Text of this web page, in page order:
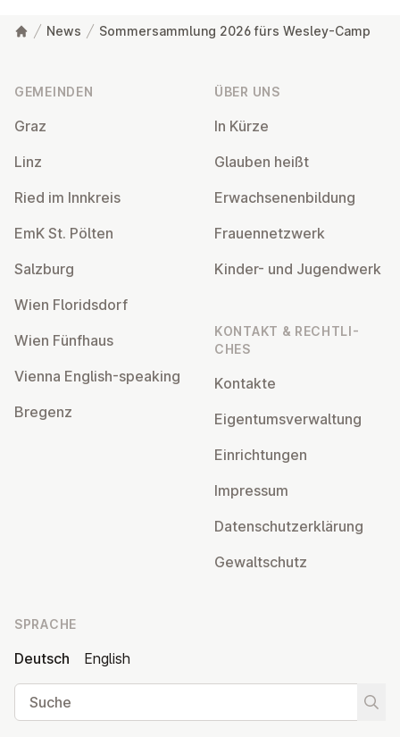
News Sommersammlung 2026 fürs Wesley-Camp
GEMEINDEN
Graz
Linz
Ried im Innkreis
EmK St. Pölten
Salzburg
Wien Flo­rids­dorf
Wien Fünfhaus
Vienna English-speaking
Bregenz
ÜBER UNS
In Kürze
Glauben heißt
Er­wach­se­nen­bil­dung
Frau­en­netz­werk
Kinder- und Ju­gend­werk
KONTAKT & RECHT­LI­
CHES
Kontakte
Ei­gen­tums­ver­wal­tung
Ein­rich­tun­gen
Impressum
Da­ten­schutz­er­klä­rung
Ge­walt­schutz
SPRACHE
Deutsch
English
Suche